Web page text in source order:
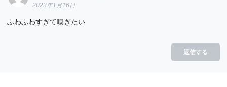
2023年1月16日
ふわふわすぎて嗅ぎたい
返信する